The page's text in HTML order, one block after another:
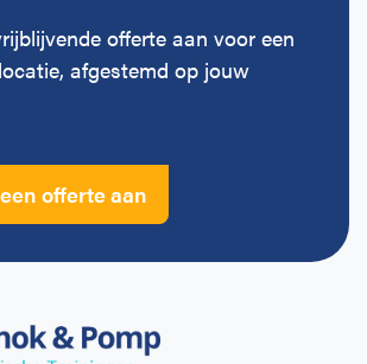
offerte aan voor een
afgestemd op jouw
offerte aan